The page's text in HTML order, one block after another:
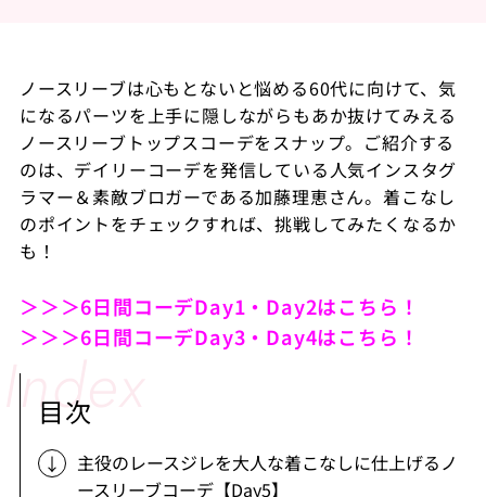
ノースリーブは心もとないと悩める60代に向けて、気
になるパーツを上手に隠しながらもあか抜けてみえる
ノースリーブトップスコーデをスナップ。ご紹介する
のは、デイリーコーデを発信している人気インスタグ
ラマー＆素敵ブロガーである加藤理恵さん。着こなし
のポイントをチェックすれば、挑戦してみたくなるか
も！
＞＞＞6日間コーデDay1・Day2はこちら！
＞＞＞6日間コーデDay3・Day4はこちら！
目次
主役のレースジレを大人な着こなしに仕上げるノ
ースリーブコーデ【Day5】